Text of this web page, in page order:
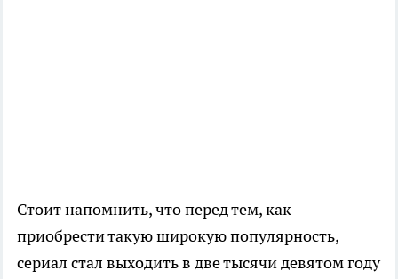
Стоит напомнить, что перед тем, как
приобрести такую широкую популярность,
сериал стал выходить в две тысячи девятом году